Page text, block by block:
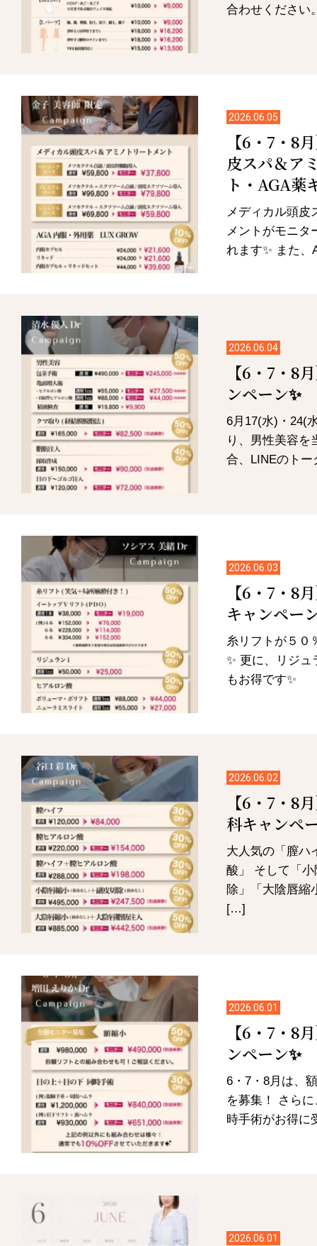
合わせください
2026.06.05
【6・7・8
皮スパ＆ア
ト・AGA薬
メディカル頭皮
メントがモニタ
れます✨ また
2026.06.04
【6・7・8
ンペーン✨
6月17(水)・24(
り、男性美容を
合、LINEのト
2026.06.03
【6・7・8
キャンペー
糸リフトが５０
✨ 更に、リジ
もお得です✨
2026.06.02
【6・7・8
科キャンペ
大人気の「膣ハ
酸」 そして「
除」「大陰唇縮
[…]
2026.06.01
【6・7・8
ンペーン✨
6・7・8月は、
を募集！ さら
時手術がお得
2026.06.01